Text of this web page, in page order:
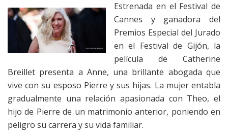
Estrenada en el Festival de
Cannes y ganadora del
Premios Especial del Jurado
en el Festival de Gijón, la
película de Catherine
Breillet presenta a Anne, una brillante abogada que
vive con su esposo Pierre y sus hijas. La mujer entabla
gradualmente una relación apasionada con Theo, el
hijo de Pierre de un matrimonio anterior, poniendo en
peligro su carrera y su vida familiar.